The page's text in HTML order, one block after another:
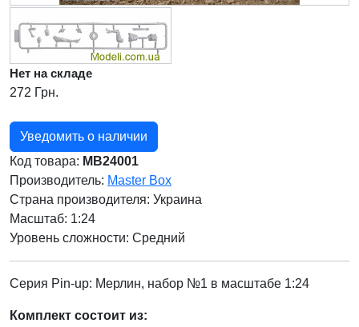
Нет на складе
272 Грн.
Уведомить о наличии
Код товара: MB24001
Производитель: Master Box
Страна производителя: Украина
Масштаб: 1:24
Уровень сложности: Cредний
Серия Pin-up: Мерлин, набор №1 в масштабе 1:24
Комплект состоит из: